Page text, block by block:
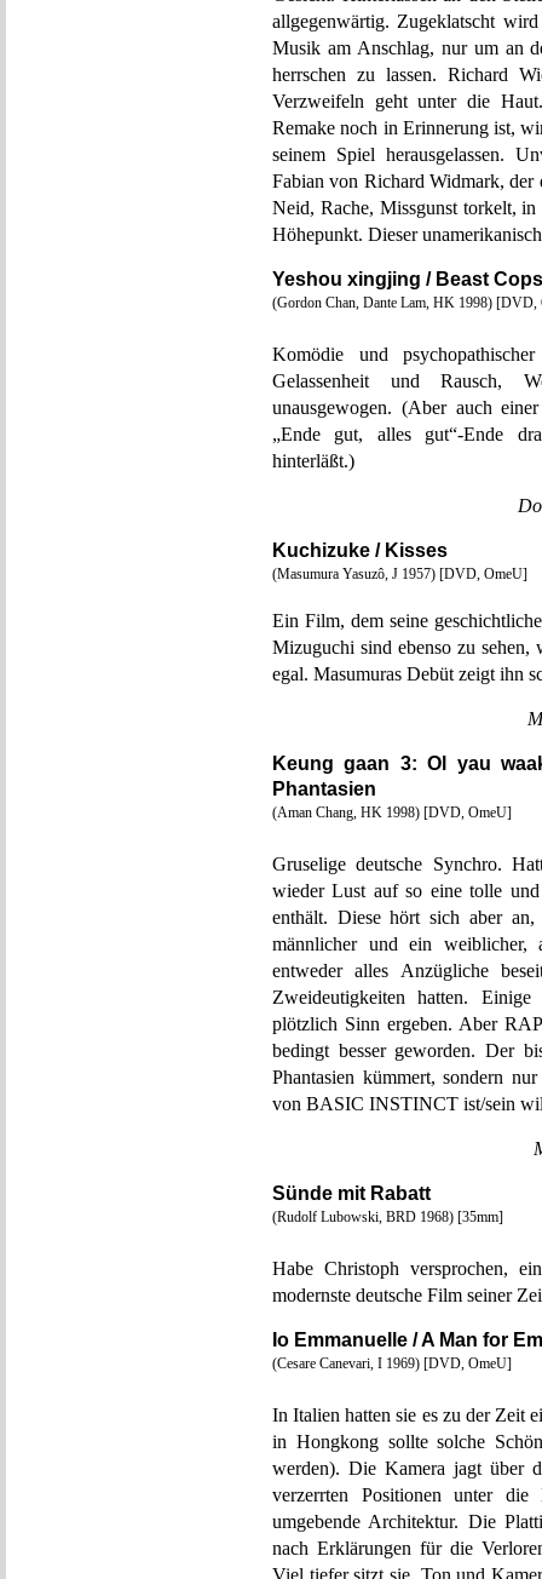
allgegenwärtig. Zugeklatscht
Musik am Anschlag, nur um an
herrschen zu lassen. Richard
Verzweifeln geht unter die
Remake noch in Erinnerung ist,
seinem Spiel herausgelassen.
Fabian von Richard Widmark,
Neid, Rache, Missgunst torkelt,
Höhepunkt. Dieser
Yeshou xingjing / Beast Cops
(Gordon Chan, Dante Lam, HK 1998) [DVD,
Komödie und
Gelassenheit und Rausch,
unausgewogen. (Aber auch
„Ende gut, alles gut“-Ende
hinterläßt.)
Kuchizuke / Kisses
(Masumura Yasuzô, J 1957) [DVD, OmeU]
Ein Film, dem seine
Mizuguchi sind ebenso zu sehen,
egal. Masumuras Debüt zeigt ihn
Keung gaan 3: Ol yau
Phantasien
(Aman Chang, HK 1998) [DVD, OmeU]
Gruselige deutsche Synchro.
wieder Lust auf so eine tolle
enthält. Diese hört sich aber
männlicher und ein weiblicher,
entweder alles Anzügliche
Zweideutigkeiten hatten.
plötzlich Sinn ergeben. Aber
bedingt besser geworden. Der
Phantasien kümmert, sondern
von BASIC INSTINCT ist/sein
Sünde mit Rabatt
(Rudolf Lubowski, BRD 1968) [35mm]
Habe Christoph versprochen,
modernste deutsche Film seiner
Io Emmanuelle / A Man for
(Cesare Canevari, I 1969) [DVD, OmeU]
In Italien hatten sie es zu der Zeit
in Hongkong sollte solche
werden). Die Kamera jagt über
verzerrten Positionen unter
umgebende Architektur. Die
nach Erklärungen für die